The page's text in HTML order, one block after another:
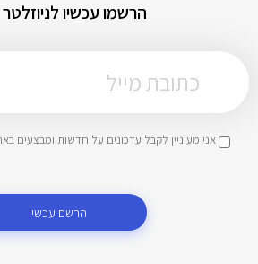
הרשמו עכשיו
אני מעוניין לקבל עדכונים על חדשות ומבצעים
הרשם עכשיו